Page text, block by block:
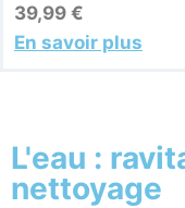
39,99 €
En savoir plus
L'eau :
nettoyage